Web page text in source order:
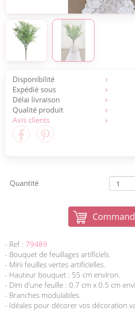
Disponibilité
Expédié sous
Délai livraison
Qualité produit
Avis clients
Quantité
- Ref : 79489
- Bouquet de feuillages artificiels.
- Mini feuilles vertes artificielles.
- Hauteur bouquet : 55 cm environ.
- Dim d'une feuille : 0.7 cm x 0.5 cm
- Branches modulables.
- Idéales pour décorer vos décoration